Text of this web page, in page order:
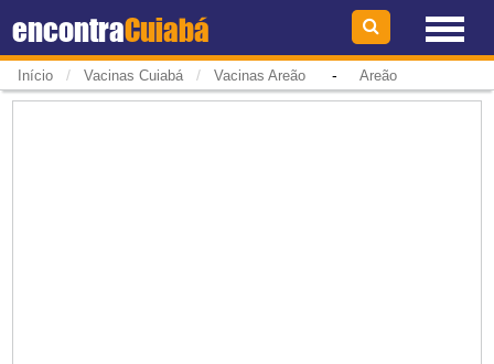
encontraCuiabá
Início / Vacinas Cuiabá / Vacinas Areão- Areão